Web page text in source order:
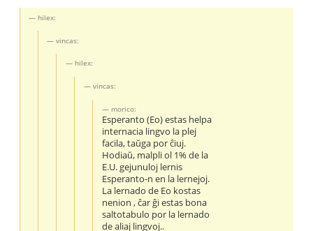
hilex:
vincas:
hilex:
vincas:
morico:
Esperanto (Eo) estas helpa
internacia lingvo la plej
facila, taŭga por ĉiuj.
Hodiaŭ, malpli ol 1% de la
E.U. gejunuloj lernis
Esperanto-n en la lernejoj.
La lernado de Eo kostas
nenion , ĉar ĝi estas bona
saltotabulo por la lernado
de aliaj lingvoj..